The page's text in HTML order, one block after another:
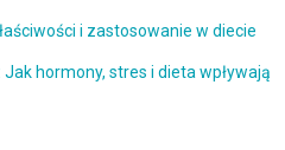
i zastosowanie w diecie
hormony, stres i dieta wpływają